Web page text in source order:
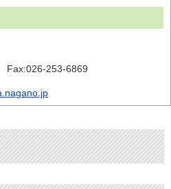
Fax:026-253-6869